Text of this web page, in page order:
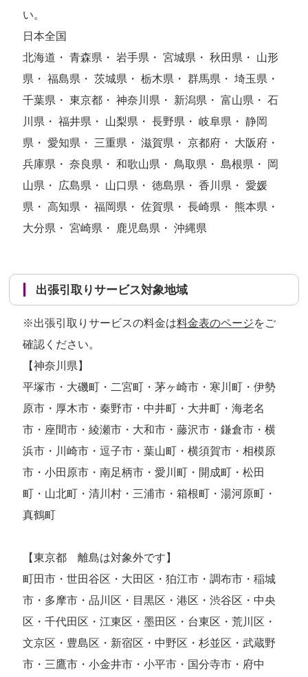
い。
日本全国
北海道・ 青森県・ 岩手県・ 宮城県・ 秋田県・ 山形
県・ 福島県・ 茨城県・ 栃木県・ 群馬県・ 埼玉県・
千葉県・ 東京都・ 神奈川県・ 新潟県・ 富山県・ 石
川県・ 福井県・ 山梨県・ 長野県・ 岐阜県・ 静岡
県・ 愛知県・ 三重県・ 滋賀県・ 京都府・ 大阪府・
兵庫県・ 奈良県・ 和歌山県・ 鳥取県・ 島根県・ 岡
山県・ 広島県・ 山口県・ 徳島県・ 香川県・ 愛媛
県・ 高知県・ 福岡県・ 佐賀県・ 長崎県・ 熊本県・
大分県・ 宮崎県・ 鹿児島県・ 沖縄県
出張引取りサービス対象地域
※出張引取りサービスの料金は料金表のページをご
確認ください。
【神奈川県】
平塚市・大磯町・二宮町・茅ヶ崎市・寒川町・伊勢
原市・厚木市・秦野市・中井町・大井町・海老名
市・座間市・綾瀬市・大和市・藤沢市・鎌倉市・横
浜市・川崎市・逗子市・葉山町・横須賀市・相模原
市・小田原市・南足柄市・愛川町・開成町・松田
町・山北町・清川村・三浦市・箱根町・湯河原町・
真鶴町
【東京都 離島は対象外です】
町田市・世田谷区・大田区・狛江市・調布市・稲城
市・多摩市・品川区・目黒区・港区・渋谷区・中央
区・千代田区・江東区・墨田区・台東区・荒川区・
文京区・豊島区・新宿区・中野区・杉並区・武蔵野
市・三鷹市・小金井市・小平市・国分寺市・府中